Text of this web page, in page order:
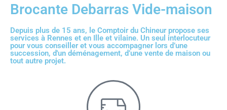
Brocante Debarras Vide-maison
Depuis plus de 15 ans, le Comptoir du Chineur propose ses
services à Rennes et en Ille et vilaine. Un seul interlocuteur
pour vous conseiller et vous accompagner lors d’une
succession, d'un déménagement, d’une vente de maison ou
tout autre projet.